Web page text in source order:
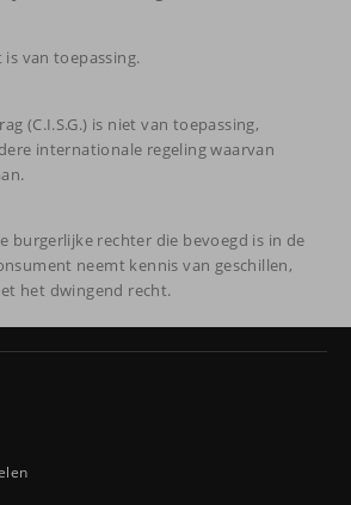
van toepassing.
(C.I.S.G.) is niet van toepassing,
internationale regeling waarvan
burgerlijke rechter die bevoegd is in de
neemt kennis van geschillen,
het dwingend recht.